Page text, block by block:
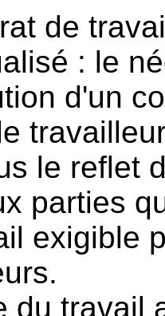
de
: le
d'un
le reflet
parties
exigible
du travail